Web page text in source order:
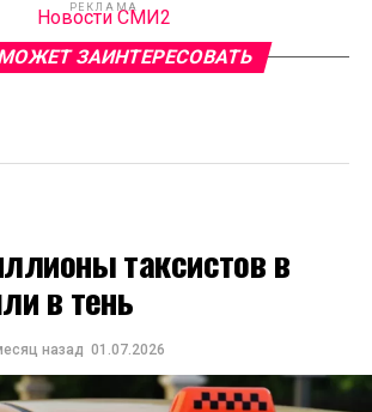
РЕКЛАМА
Новости СМИ2
ЗАИНТЕРЕСОВАТЬ
таксистов в
в тень
назад 01.07.2026